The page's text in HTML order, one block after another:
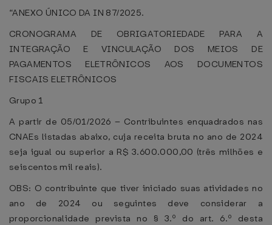
“ANEXO ÚNICO DA IN 87/2025.
CRONOGRAMA DE OBRIGATORIEDADE PARA A
INTEGRAÇÃO E VINCULAÇÃO DOS MEIOS DE
PAGAMENTOS ELETRÔNICOS AOS DOCUMENTOS
FISCAIS ELETRÔNICOS
Grupo 1
A partir de 05/01/2026 – Contribuintes enquadrados nas
CNAEs listadas abaixo, cuja receita bruta no ano de 2024
seja igual ou superior a R$ 3.600.000,00 (três milhões e
seiscentos mil reais).
OBS: O contribuinte que tiver iniciado suas atividades no
ano de 2024 ou seguintes deve considerar a
proporcionalidade prevista no § 3.º do art. 6.º desta